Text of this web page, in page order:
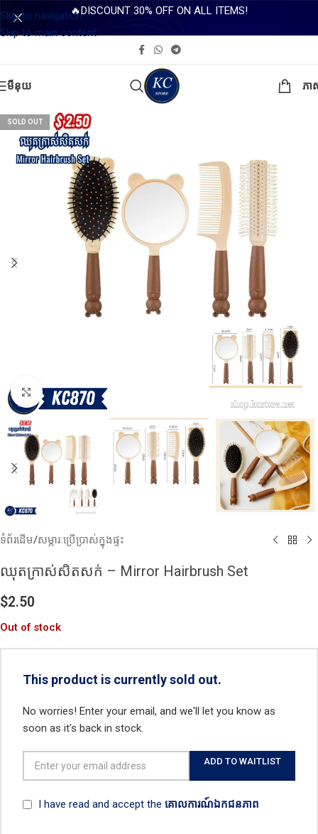
Skip to navigation
Skip to main content
🔥DISCOUNT 30% OFF ON ALL ITEMS!
មីនុយ ភា
SOLD OUT
Click to enlarge
ទំព័រដើម/សម្ភារៈប្រើប្រាស់ក្នុងផ្ទះ
ឈុតក្រាស់សិតសក់ – Mirror Hairbrush Set
$2.50
Out of stock
This product is currently sold out.
No worries! Enter your email, and we'll let you know as
soon as it's back in stock.
ADD TO WAITLIST
I have read and accept the គោលការណ៍ឯកជនភាព